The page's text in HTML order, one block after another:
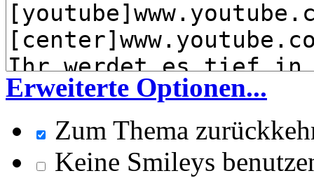
Erweiterte Optionen...
Zum Thema
Keine Smileys